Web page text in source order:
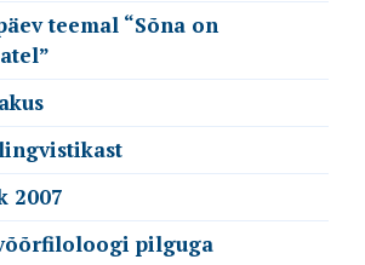
teemal “Sõna on
2007
pilguga